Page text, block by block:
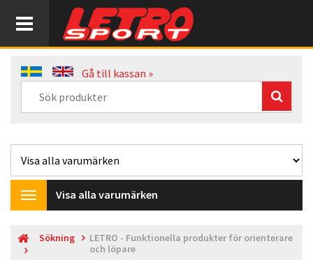
Gå till kassan »
Toggle
navigation
Visa alla varumärken
Sökning
LETRO - Funktionella produkter för orienterare
och löpare